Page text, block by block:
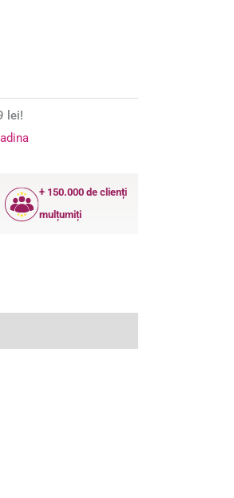
lei!
+ 150.000 de clienți
mulțumiți